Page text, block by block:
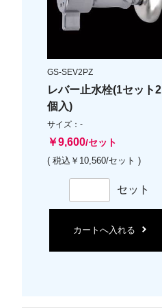
GS-SEV2PZ
レバー止水栓(1セット2
個入)
サイズ：-
￥9,600/セット
( 税込￥10,560/セット )
セット
カートへ入れる